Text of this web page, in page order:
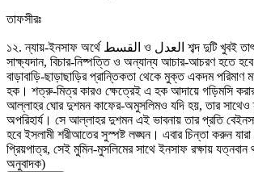
তাফসীরঃ
১২. ন্যায়-ইনসাফ অর্থে القسط ও العدل শব্দ দুটি খুবই তাৎপর্যপূর্ণ। বোঝানো হচ্ছে,
সাক্ষ্যদান, বিচার-নিষ্পত্তি ও অন্যান্য আচার-আচরণ হতে
বাড়াবাড়ি-ছাড়াছাড়ির প্রান্তিকতা থেকে মুক্ত একদম পরিমাণ
হক। শত্রু-মিত্র কারও ক্ষেত্রেই এ হক আদায়ে গড়িমসি
আল্লাহর ঘোর দুশমন কাফের-অমুসলিমও যদি হয়, তার সাথেও
অপরিহার্য। সে আল্লাহর দুশমন এই ভাবনায় তার প্রতি
হবে ইসলামী শরীআতের সুস্পষ্ট লঙ্ঘন। এবার চিন্তা করুন
প্রিয়পাত্র, সেই মুমিন-মুসলিমের সাথে ইনসাফ রক্ষায়
অনুবাদক)